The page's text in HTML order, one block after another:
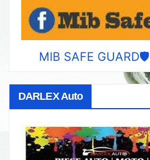
MIB SAFE GUARD🛡️
DARLEX Auto